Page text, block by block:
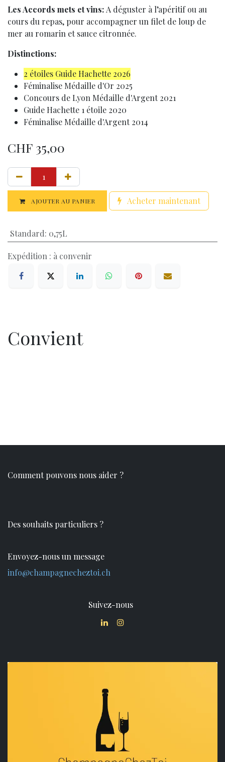
Les Accords mets et vins: A déguster à l’apéritif ou au
cours du repas, pour accompagner un filet de loup de
mer au romarin et sauce citronnée.
Distinctions:
2 étoiles Guide Hachette 2026
Féminalise Médaille d'Or 2025
Concours de Lyon Médaille d'Argent 2021
Guide Hachette 1 étoile 2020
Féminalise Médaille d'Argent 2014
CHF 35,00
AJOUTER AU PANIER Acheter maintenant
Standard: 0,75L
Expédition : à convenir
Convie​nt
Comment pouvons nous aider ?
Des souhaits particuliers ?
Envoyez-nous un message
info@champagnecheztoi.ch
Suivez-nous